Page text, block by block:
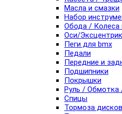
Масла и смазки
Набор
Обода / Колеса
Оси/
Пеги для bmx
Педали
Передние и
Подшипники
Покрышки
Руль / Обмотка
Спицы
Тормоза